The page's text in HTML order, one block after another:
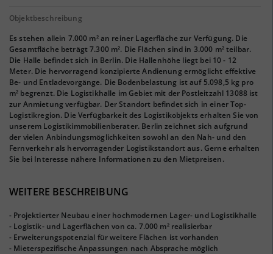
Objektbeschreibung
Es stehen allein 7.000 m² an reiner Lagerfläche zur Verfügung. Die
Gesamtfläche beträgt 7.300 m². Die Flächen sind in 3.000 m² teilbar.
Die Halle befindet sich in Berlin. Die Hallenhöhe liegt bei 10 - 12
Meter. Die hervorragend konzipierte Andienung ermöglicht effektive
Be- und Entladevorgänge. Die Bodenbelastung ist auf 5.098,5 kg pro
m² begrenzt. Die Logistikhalle im Gebiet mit der Postleitzahl 13088 ist
zur Anmietung verfügbar. Der Standort befindet sich in einer Top-
Logistikregion. Die Verfügbarkeit des Logistikobjekts erhalten Sie von
unserem Logistikimmobilienberater. Berlin zeichnet sich aufgrund
der vielen Anbindungsmöglichkeiten sowohl an den Nah- und den
Fernverkehr als hervorragender Logistikstandort aus. Gerne erhalten
Sie bei Interesse nähere Informationen zu den Mietpreisen.
WEITERE BESCHREIBUNG
- Projektierter Neubau einer hochmodernen Lager- und Logistikhalle
- Logistik- und Lagerflächen von ca. 7.000 m² realisierbar
- Erweiterungspotenzial für weitere Flächen ist vorhanden
- Mieterspezifische Anpassungen nach Absprache möglich